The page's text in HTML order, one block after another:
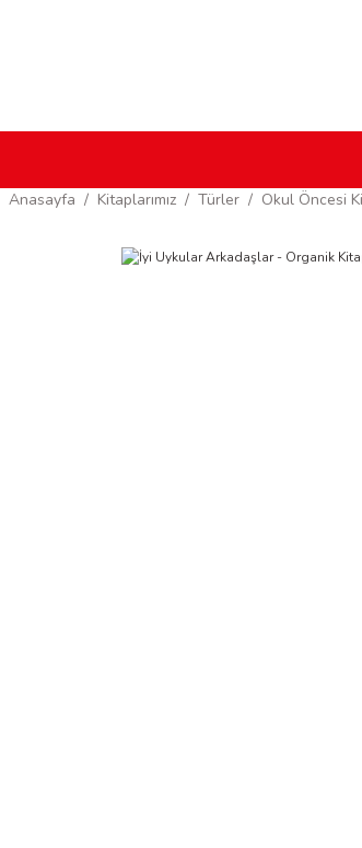
Anasayfa
Kitaplarımız Türler Okul Öncesi